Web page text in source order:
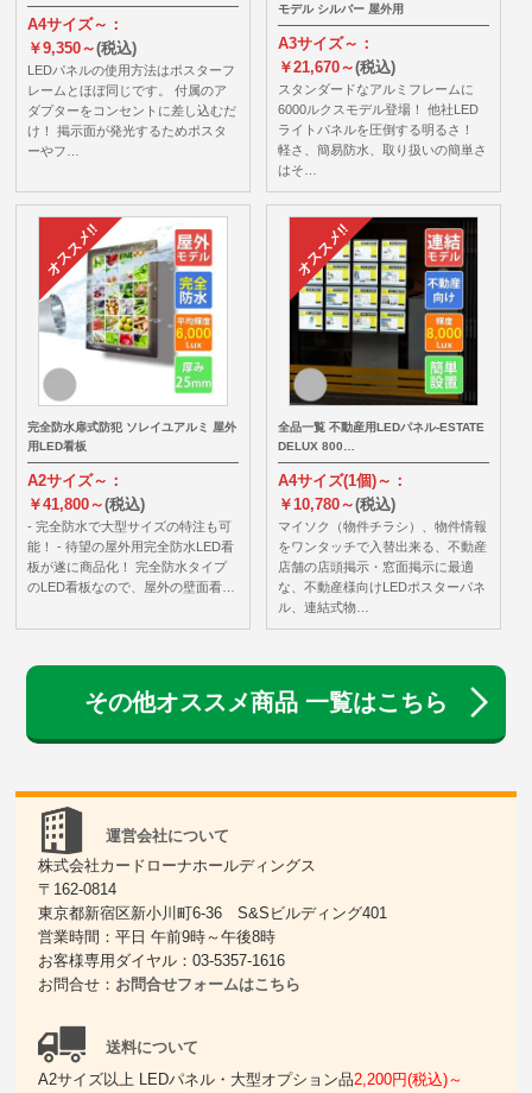
A4サイズ～：
￥9,350～(税込)
LEDパネルの使用方法はポスターフ
レームとほぼ同じです。 付属のア
ダプターをコンセントに差し込むだ
け！ 掲示面が発光するためポスタ
ーやフ…
モデル シルバー 屋外用
A3サイズ～：
￥21,670～(税込)
スタンダードなアルミフレームに
6000ルクスモデル登場！ 他社LED
ライトパネルを圧倒する明るさ！
軽さ、簡易防水、取り扱いの簡単さ
はそ…
完全防水扉式防犯 ソレイユアルミ 屋外
用LED看板
A2サイズ～：
￥41,800～(税込)
- 完全防水で大型サイズの特注も可
能！ - 待望の屋外用完全防水LED看
板が遂に商品化！ 完全防水タイプ
のLED看板なので、屋外の壁面看…
全品一覧 不動産用LEDパネル-ESTATE
DELUX 800…
A4サイズ(1個)～：
￥10,780～(税込)
マイソク（物件チラシ）、物件情報
をワンタッチで入替出来る、不動産
店舗の店頭掲示・窓面掲示に最適
な、不動産様向けLEDポスターパネ
ル、連結式物…
その他オススメ商品 一覧はこちら
運営会社について
株式会社カードローナホールディングス
〒162-0814
東京都新宿区新小川町6-36 S&Sビルディング401
営業時間：平日 午前9時～午後8時
お客様専用ダイヤル：03-5357-1616
お問合せ： お問合せフォームはこちら
送料について
A2サイズ以上 LEDパネル・大型オプション品2,200円(税込)～